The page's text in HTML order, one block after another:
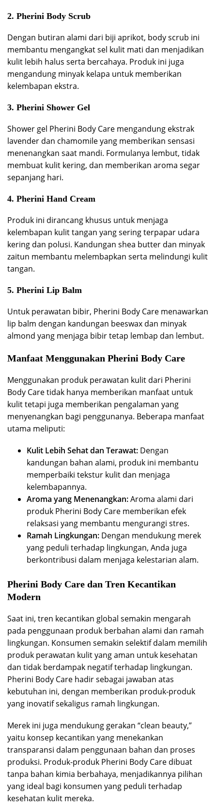
2. Pherini Body Scrub
Dengan butiran alami dari biji aprikot, body scrub ini
membantu mengangkat sel kulit mati dan menjadikan
kulit lebih halus serta bercahaya. Produk ini juga
mengandung minyak kelapa untuk memberikan
kelembapan ekstra.
3. Pherini Shower Gel
Shower gel Pherini Body Care mengandung ekstrak
lavender dan chamomile yang memberikan sensasi
menenangkan saat mandi. Formulanya lembut, tidak
membuat kulit kering, dan memberikan aroma segar
sepanjang hari.
4. Pherini Hand Cream
Produk ini dirancang khusus untuk menjaga
kelembapan kulit tangan yang sering terpapar udara
kering dan polusi. Kandungan shea butter dan minyak
zaitun membantu melembapkan serta melindungi kulit
tangan.
5. Pherini Lip Balm
Untuk perawatan bibir, Pherini Body Care menawarkan
lip balm dengan kandungan beeswax dan minyak
almond yang menjaga bibir tetap lembap dan lembut.
Manfaat Menggunakan Pherini Body Care
Menggunakan produk perawatan kulit dari Pherini
Body Care tidak hanya memberikan manfaat untuk
kulit tetapi juga memberikan pengalaman yang
menyenangkan bagi penggunanya. Beberapa manfaat
utama meliputi:
Kulit Lebih Sehat dan Terawat: Dengan
kandungan bahan alami, produk ini membantu
memperbaiki tekstur kulit dan menjaga
kelembapannya.
Aroma yang Menenangkan:Aroma alami dari
produk Pherini Body Care memberikan efek
relaksasi yang membantu mengurangi stres.
Ramah Lingkungan: Dengan mendukung merek
yang peduli terhadap lingkungan, Anda juga
berkontribusi dalam menjaga kelestarian alam.
Pherini Body Care dan Tren Kecantikan
Modern
Saat ini, tren kecantikan global semakin mengarah
pada penggunaan produk berbahan alami dan ramah
lingkungan. Konsumen semakin selektif dalam memilih
produk perawatan kulit yang aman untuk kesehatan
dan tidak berdampak negatif terhadap lingkungan.
Pherini Body Care hadir sebagai jawaban atas
kebutuhan ini, dengan memberikan produk-produk
yang inovatif sekaligus ramah lingkungan.
Merek ini juga mendukung gerakan “clean beauty,”
yaitu konsep kecantikan yang menekankan
transparansi dalam penggunaan bahan dan proses
produksi. Produk-produk Pherini Body Care dibuat
tanpa bahan kimia berbahaya, menjadikannya pilihan
yang ideal bagi konsumen yang peduli terhadap
kesehatan kulit mereka.